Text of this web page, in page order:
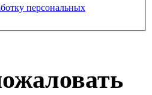
персональных